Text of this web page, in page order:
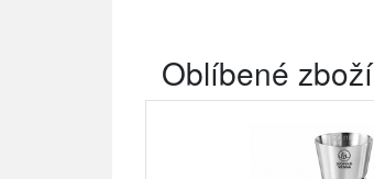
Oblíbené zboží